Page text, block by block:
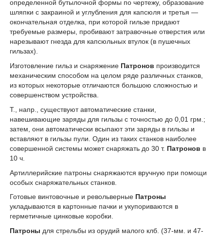
определенной бутылочной формы по чертежу, образование
шляпки с закраиной и углубления для капсюля и третья —
окончательная отделка, при которой гильзе придают
требуемые размеры, пробивают затравочные отверстия или
нарезывают гнезда для капсюльных втулок (в пушечных
гильзах).
Изготовление гильз и снаряжение Патронов производится
механическим способом на целом ряде различных станков,
из которых некоторые отличаются большою сложностью и
совершенством устройства.
Т., напр., существуют автоматические станки,
навешивающие заряды для гильзы с точностью до 0,01 грм.;
затем, они автоматически всыпают эти заряды в гильзы и
вставляют в гильзы пули. Один из таких станков наиболее
совершенной системы может снаряжать до 30 т. Патронов в
10 ч.
Артиллерийские патроны снаряжаются вручную при помощи
особых снаряжательных станков.
Готовые винтовочные и револьверные Патроны
укладываются в картонные пачки и укупориваются в
герметичные цинковые коробки.
Патроны для стрельбы из орудий малого клб. (37-мм. и 47-